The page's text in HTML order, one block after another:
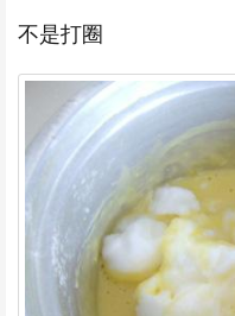
不是打圈